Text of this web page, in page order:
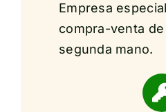
Empresa
compra-venta
segunda mano.